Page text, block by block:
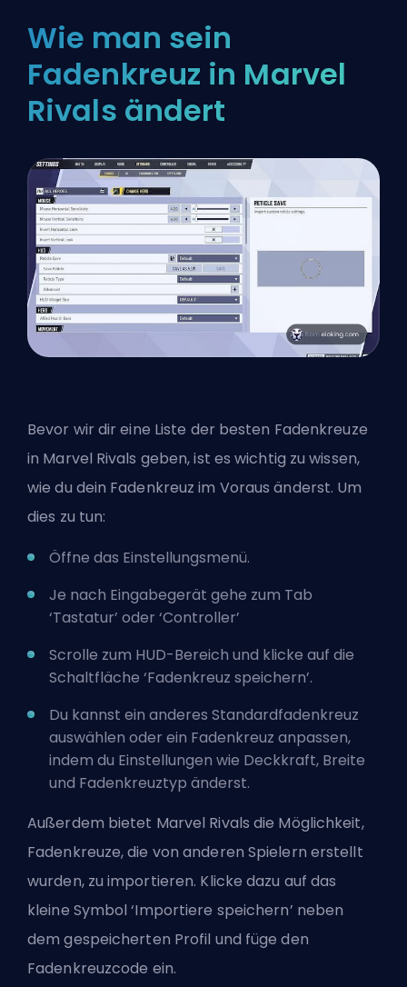
Wie man sein
Fadenkreuz in Marvel
Rivals ändert
Bevor wir dir eine Liste der besten Fadenkreuze
in Marvel Rivals geben, ist es wichtig zu wissen,
wie du dein Fadenkreuz im Voraus änderst. Um
dies zu tun:
Öffne das Einstellungsmenü.
Je nach Eingabegerät gehe zum Tab
‘Tastatur’ oder ‘Controller’
Scrolle zum HUD-Bereich und klicke auf die
Schaltfläche ‘Fadenkreuz speichern’.
Du kannst ein anderes Standardfadenkreuz
auswählen oder ein Fadenkreuz anpassen,
indem du Einstellungen wie Deckkraft, Breite
und Fadenkreuztyp änderst.
Außerdem bietet Marvel Rivals die Möglichkeit,
Fadenkreuze, die von anderen Spielern erstellt
wurden, zu importieren. Klicke dazu auf das
kleine Symbol ‘Importiere speichern’ neben
dem gespeicherten Profil und füge den
Fadenkreuzcode ein.